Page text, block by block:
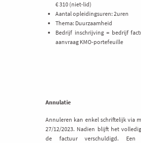
€ 310 (niet-lid)
Aantal opleidingsuren: 2uren
Thema: Duurzaamheid
Bedrijf inschrijving = bedrijf
aanvraag KMO-portefeuille
Annulatie
Annuleren kan enkel schriftelijk via
27/12/2023. Nadien blijft het
de factuur verschuldigd. Een